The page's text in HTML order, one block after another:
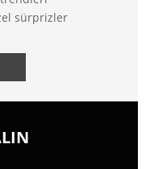
sürprizler